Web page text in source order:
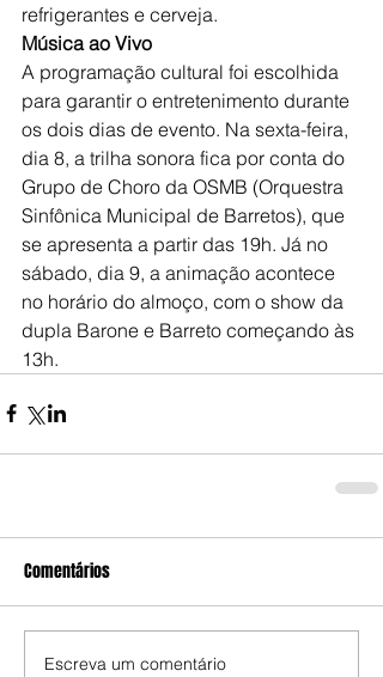
refrigerantes e cerveja.
Música ao Vivo
A programação cultural foi escolhida
para garantir o entretenimento durante
os dois dias de evento. Na sexta-feira,
dia 8, a trilha sonora fica por conta do
Grupo de Choro da OSMB (Orquestra
Sinfônica Municipal de Barretos), que
se apresenta a partir das 19h. Já no
sábado, dia 9, a animação acontece
no horário do almoço, com o show da
dupla Barone e Barreto começando às
13h.
Comentários
Escreva um comentário